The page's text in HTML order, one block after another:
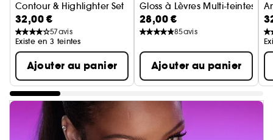
Contour & Highlighter Set
Duo Stick Contour & Enlumineur
32,00 €
57avis
Existe en 3 teintes
Ajouter au panier
Gloss à Lèvres Multi-teintes
28,00 €
85avis
Ajouter au panier